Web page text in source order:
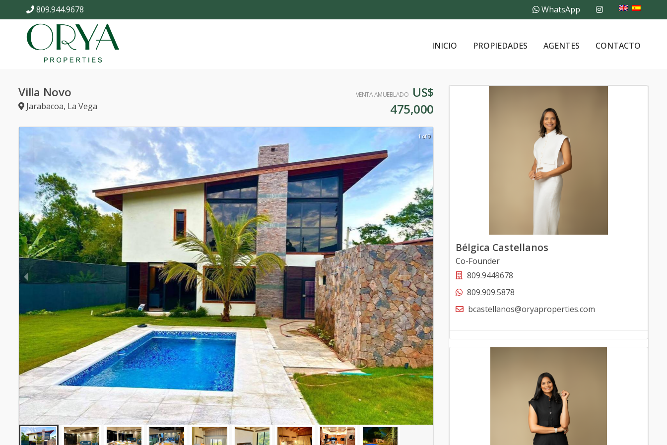
809.944.9678 WhatsApp
INICIO PROPIEDADES AGENTES CONTACTO
Villa Novo
Jarabacoa, La Vega
VENTA AMUEBLADO US$
475,000
1 of 9
Bélgica Castellanos
Co-Founder
809.9449678
809.909.5878
bcastellanos@oryaproperties.com